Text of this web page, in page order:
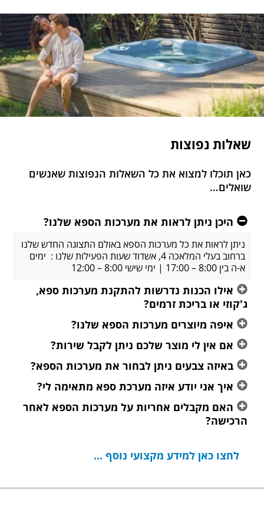
שאלות נפוצות
כאן תוכלו למצוא את כל השאלות הנפוצות שאנשים
שואלים…
היכן ניתן לראות את מערכות הספא שלנו?
ניתן לראות את כל מערכות הספא באולם התצוגה החדש שלנו
ברחוב בעלי המלאכה 4, אשדוד שעות הפעילות שלנו : ימים
א-ה בין 8:00 – 17:00 | ימי שישי 8:00 – 12:00
אילו הכנות נדרשות להתקנת מערכות ספא,
ג'קוזי או בריכת זרמים?
איפה מיוצרים מערכות הספא שלנו?
אם אין לי מוצר שלכם ניתן לקבל שירות?
באיזה צבעים ניתן לבחור את מערכות הספא?
איך אני יודע איזה מערכת ספא מתאימה לי?
האם מקבלים אחריות על מערכות הספא לאחר
הרכישה?
לחצו כאן למידע מקצועי נוסף ...